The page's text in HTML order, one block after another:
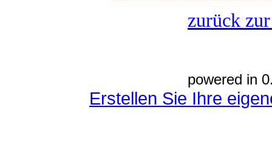
zurück
powered in
Erstellen Sie Ihre